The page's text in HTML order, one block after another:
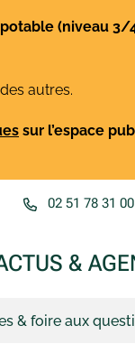
(niveau 3/
autres.
sur l’espace
02 51 78 31 00
&
& foire aux